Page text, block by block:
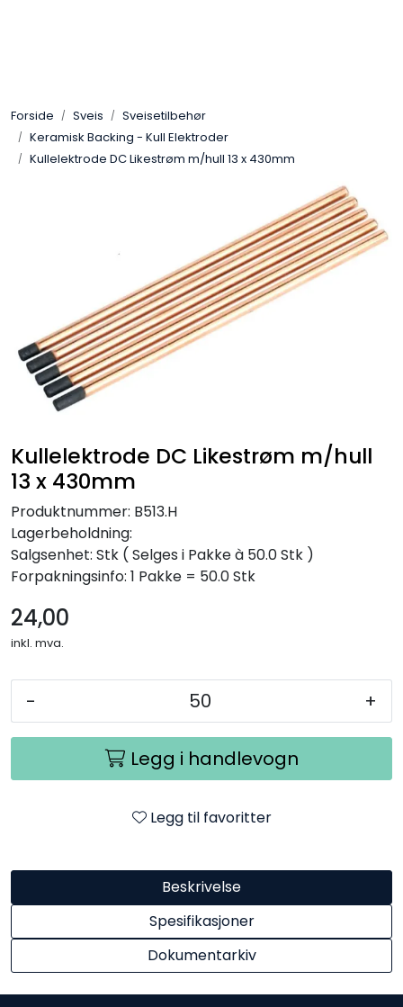
Forside Sveis
Sveisetilbehør
Keramisk Backing - Kull Elektroder
Kullelektrode DC Likestrøm m/hull 13 x 430mm
Kullelektrode DC Likestrøm m/hull
13 x 430mm
Produktnummer: B513.H
Lagerbeholdning:
Salgsenhet: Stk ( Selges i Pakke à 50.0 Stk )
Forpakningsinfo: 1 Pakke = 50.0 Stk
24,00
inkl. mva.
- +
Legg i handlevogn
Legg til favoritter
Beskrivelse
Spesifikasjoner
Dokumentarkiv
Pakning
Verneutstyr
Industriprodukter